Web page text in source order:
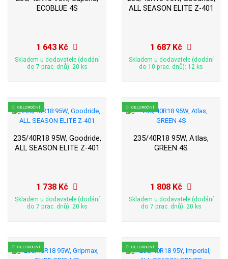
ECOBLUE 4S
1 643 Kč
Skladem u dodavatele (dodání
do 7 prac. dnů): 20 ks
ALL SEASON ELITE Z-401
1 687 Kč
Skladem u dodavatele (dodání
do 10 prac. dnů): 12 ks
CELOROČNÍ
235/40R18 95W, Goodride,
ALL SEASON ELITE Z-401
1 738 Kč
Skladem u dodavatele (dodání
do 7 prac. dnů): 20 ks
CELOROČNÍ
235/40R18 95W, Atlas,
GREEN 4S
1 808 Kč
Skladem u dodavatele (dodání
do 7 prac. dnů): 20 ks
CELOROČNÍ CELOROČNÍ